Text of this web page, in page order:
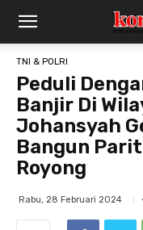
TNI & POLRI
Peduli
Banjir Di
Johansyah
Bangun
Royong
Rabu, 28 Februari 2024